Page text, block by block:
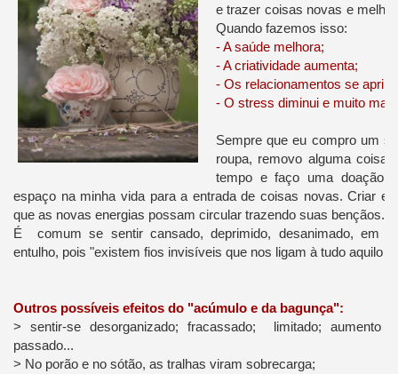
e trazer coisas novas e
Quando fazemos isso:
- A saúde melhora;
- A criatividade aumenta;
- Os relacionamentos se
- O stress diminui e muito
Sempre que eu compro um
roupa, removo alguma coisa
tempo e faço uma doação.
espaço na minha vida para a entrada de coisas novas. Criar
que as novas energias possam circular trazendo suas bençãos.
É comum se sentir cansado, deprimido, desanimado, em
entulho, pois "existem fios invisíveis que nos ligam à tudo aquilo
Outros possíveis efeitos do "acúmulo e da bagunça":
> sentir-se desorganizado; fracassado; limitado; aumento
passado...
> No porão e no sótão, as tralhas viram sobrecarga;